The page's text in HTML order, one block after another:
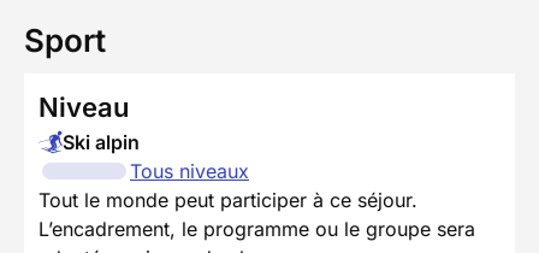
Sport
Niveau
Ski alpin
Tous niveaux
Tout le monde peut participer à ce séjour.
L’encadrement, le programme ou le groupe sera